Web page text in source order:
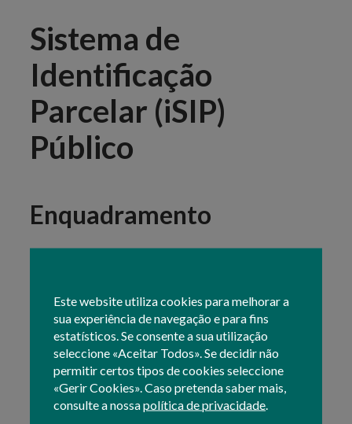
Este website utiliza cookies para melhorar a
sua experiência de navegação e para fins
estatísticos. Se consente a sua utilização
seleccione «Aceitar Todos». Se decidir não
permitir certos tipos de cookies seleccione
«Gerir Cookies». Caso pretenda saber mais,
consulte a nossapolítica de privacidade
Sistema de
Identificação
Parcelar (iSIP)
Público
Enquadramento
informação:
parcelas identificadas;
ocupações do solo;
orto imagens;
algumas condicionantes aplicáveis às parcelas, e
informação referente à delimitação geográfica
de alguns apoios 'PDR 2020'.